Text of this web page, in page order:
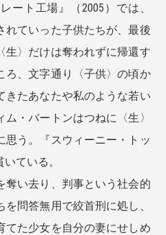
ート工場』（2005）では、
れていった子供たちが、最後
生〉だけは奪われずに帰還す
ろ、文字通り〈子供〉の頃か
きたあなたや私のような若い
・バートンはつねに〈生〉
思う。『スウィーニー・トッ
ている。
い去り、判事という社会的
問答無用で絞首刑に処し、
てた少女を自分の妻にせしめ